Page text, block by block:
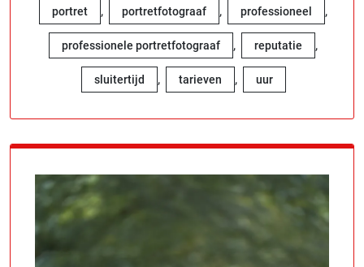
portret , portretfotograaf , professioneel ,
professionele portretfotograaf , reputatie ,
sluitertijd , tarieven , uur